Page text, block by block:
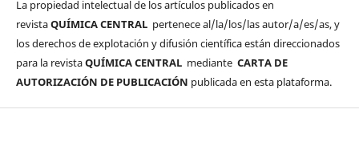
La propiedad intelectual de los artículos publicados en
revistaQUÍMICA CENTRAL pertenece al/la/los/las autor/a/es/as, y
los derechos de explotación y difusión científica están direccionados
para la revistaQUÍMICA CENTRAL mediante CARTA DE
AUTORIZACIÓN DE PUBLICACIÓN publicada en esta plataforma.